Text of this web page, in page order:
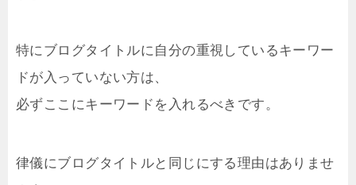
特にブログタイトルに自分の重視しているキーワー
ドが入っていない方は、
必ずここにキーワードを入れるべきです。
律儀にブログタイトルと同じにする理由はありませ